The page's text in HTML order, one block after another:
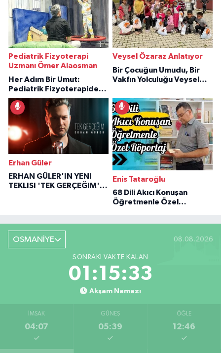
Pediatrik Fizyoterapi
Uzmanı Ömer Alaosman
Her Adım Bir Umut:
Pediatrik Fizyoterapiden
İlham Veren Hikâyeler
Veysel Özaraz Anlatıyor
Bir Çocuğun Umudu, Bir
Vakfın Yolculuğu Veysel
Erhan Güler
ERHAN GÜLER'IN YENI
TEKLISI 'TEK GERÇEĞIM'LE
Enis Tataroğlu
68 Dili Akıcı Konuşan
Öğretmenle Özel
OSMANİYE 08.08.2026
SONRAKI VAKTE KALAN
01:15:32
Akşam Namazı
İMSAK
04:07
GÜNEŞ
05:39
ÖĞLE
12:46